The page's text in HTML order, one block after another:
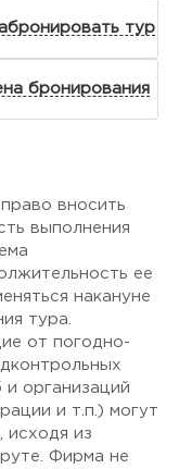
тур
бронирования
вносить
выполнения
ее
накануне
тура.
от погодно-
организаций
и т.п.) могут
исходя из
Фирма не